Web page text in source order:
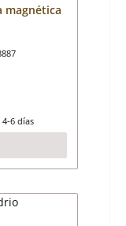
magnética
6 días